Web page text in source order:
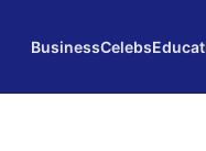
BusinessCelebs